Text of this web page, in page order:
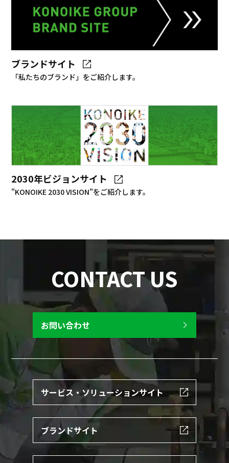
ブランドサイト
「私たちのブランド」をご紹介します。
2030年ビジョンサイト
"KONOIKE 2030 VISION"をご紹介します。
CONTACT US
お問い合わせ
サービス・ソリューションサイト
ブランドサイト